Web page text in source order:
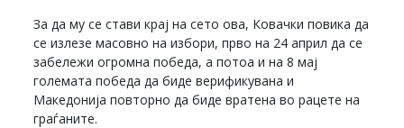
За да му се стави крај на сето ова, Ковачки повика да
се излезе масовно на избори, прво на 24 април да се
забележи огромна победа, а потоа и на 8 мај
големата победа да биде верификувана и
Македонија повторно да биде вратена во рацете на
граѓаните.